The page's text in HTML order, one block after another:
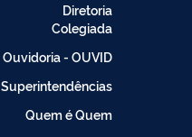
Diretoria
Colegiada
Ouvidoria - OUVID
Superintendências
Quem é Quem